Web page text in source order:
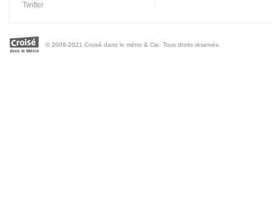
Twitter
© 2008-2021 Croisé dans le métro & Cie. Tous droits réservés.